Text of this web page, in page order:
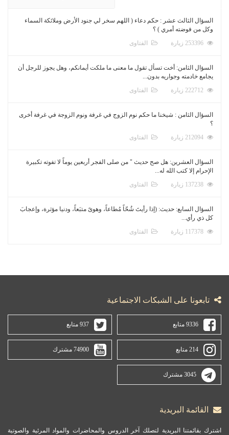
السؤال الثالث عشر : حكم دعاء ( اللهم سخر لي جنود الأرض وملائكة السماء
وكل من فوضته أمري ) ؟
الفتاوى
السؤال الثامن: أخت تسأل تقول ما معنى ما ملكت أيمانكم، وهل يجوز للرجل أن
يجامع خادمته وجواريه بدون...
الفتاوى
السؤال الثامن : شيخنا ما حكم نوم الزوج في غرفة ونوم الزوجة في غرفة أخرى
؟
الفتاوى
السؤال العشرين: هل صح حديث " من صلى الفجر أربعين يوماً لا تفوته تكبيرة
الإحرام إلا كتب الله له...
الفتاوى
السؤال السابع: حديث: (إذا رأيتَ شُحّاً مُطاعاً، وهوىً متبَعاً، ودنيا مؤثرة، وإعجابَ
كل ذي رأي...
الفتاوى
تابعونا على الشبكات الاجتماعية
9336 متابع 937 متابع
214 متابع 74900 مشترك
3045 مشترك
القائمة البريدية
اشترك بقائمتنا البريدية لتصلك آخر الدروس والمحاضرات والمواد المرئية والصوتية